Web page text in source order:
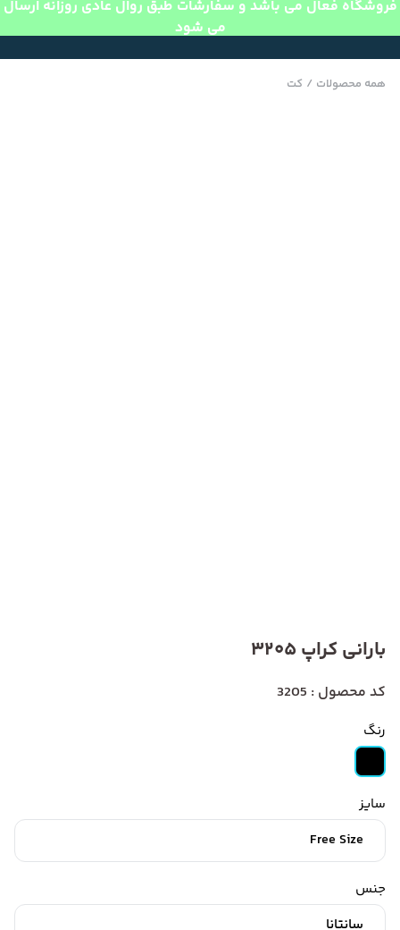
فروشگاه فعال می باشد و سفارشات طبق روال عادی روزانه ارسال
می شود
همه محصولات / کت
بارانی کراپ 3205
کد محصول : 3205
رنگ
سایز
Free Size
جنس
سانتانا